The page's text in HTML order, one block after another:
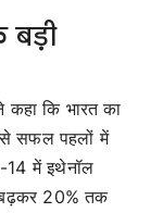
बड़ी
कहा कि भारत का
सफल पहलों में
14 में इथेनॉल
20% तक